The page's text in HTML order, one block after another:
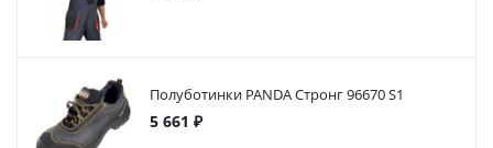
Полуботинки PANDA Стронг 96670 S1
5 661 ₽